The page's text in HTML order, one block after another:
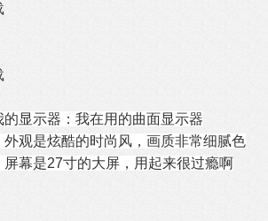
显示器：我在用的曲面显示器
观是炫酷的时尚风，画质非常细腻色
屏幕是27寸的大屏，用起来很过瘾啊